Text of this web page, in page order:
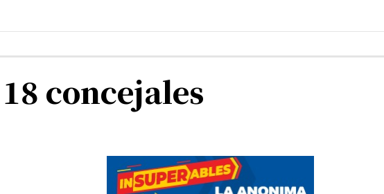
concejales